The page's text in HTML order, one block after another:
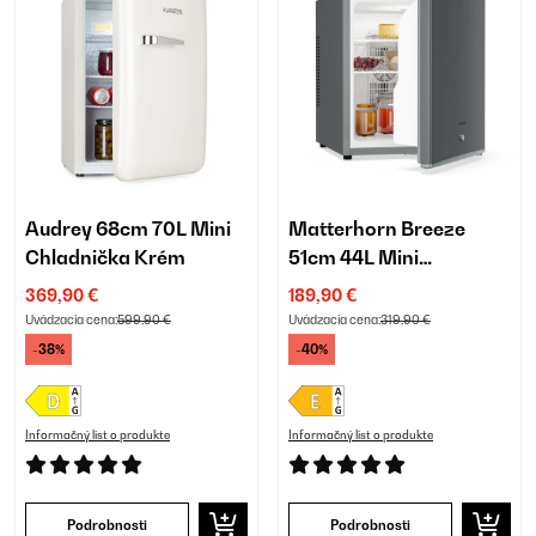
Audrey 68cm 70L Mini
Chladnička Krém
369,90 €
Uvádzacia cena:599,90 €
-38%
Informačný list o produkte
Podrobnosti
Matterhorn Breeze
51cm 44L Mini
Chladnička Tmavošedá
189,90 €
Uvádzacia cena:319,90 €
-40%
Informačný list o produkte
Podrobnosti